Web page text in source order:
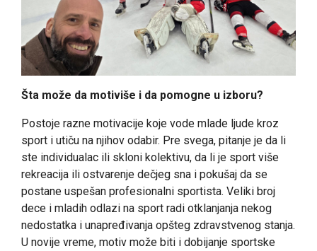
Šta može da motiviše i da pomogne u izboru?
Postoje razne motivacije koje vode mlade ljude kroz
sport i utiču na njihov odabir. Pre svega, pitanje je da li
ste individualac ili skloni kolektivu, da li je sport više
rekreacija ili ostvarenje dečjeg sna i pokušaj da se
postane uspešan profesionalni sportista. Veliki broj
dece i mladih odlazi na sport radi otklanjanja nekog
nedostatka i unapređivanja opšteg zdravstvenog stanja.
U novije vreme, motiv može biti i dobijanje sportske